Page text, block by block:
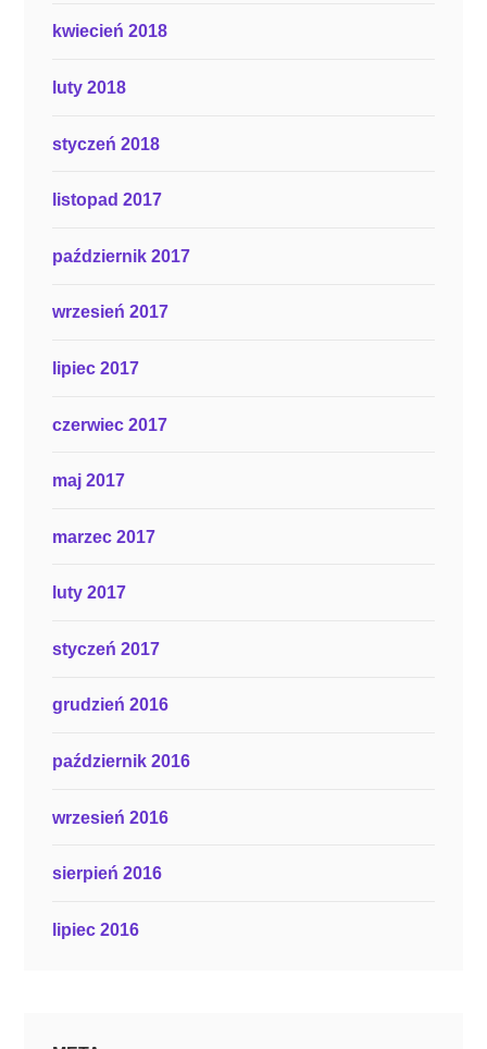
kwiecień 2018
luty 2018
styczeń 2018
listopad 2017
październik 2017
wrzesień 2017
lipiec 2017
czerwiec 2017
maj 2017
marzec 2017
luty 2017
styczeń 2017
grudzień 2016
październik 2016
wrzesień 2016
sierpień 2016
lipiec 2016